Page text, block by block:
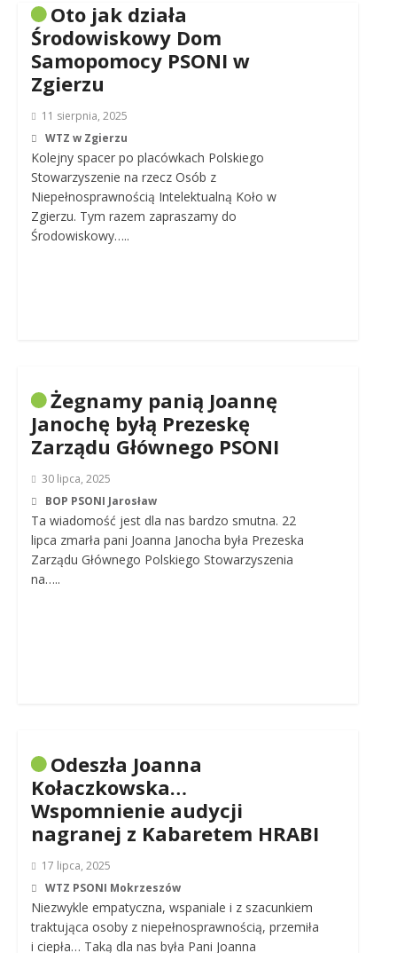
Oto jak działa
Środowiskowy Dom
Samopomocy PSONI w
Zgierzu
11 sierpnia, 2025
WTZ w Zgierzu
Kolejny spacer po placówkach Polskiego
Stowarzyszenie na rzecz Osób z
Niepełnosprawnością Intelektualną Koło w
Zgierzu. Tym razem zapraszamy do
Środowiskowy…..
Żegnamy panią Joannę
Janochę byłą Prezeskę
Zarządu Głównego PSONI
30 lipca, 2025
BOP PSONI Jarosław
Ta wiadomość jest dla nas bardzo smutna. 22
lipca zmarła pani Joanna Janocha była Prezeska
Zarządu Głównego Polskiego Stowarzyszenia
na…..
Odeszła Joanna
Kołaczkowska…
Wspomnienie audycji
nagranej z Kabaretem HRABI
17 lipca, 2025
WTZ PSONI Mokrzeszów
Niezwykle empatyczna, wspaniale i z szacunkiem
traktująca osoby z niepełnosprawnością, przemiła
i ciepła… Taką dla nas była Pani Joanna